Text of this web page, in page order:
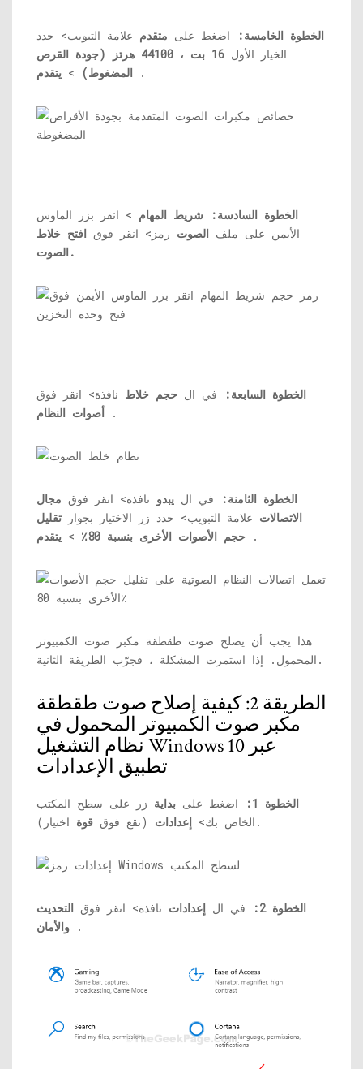
الخطوة الخامسة: اضغط على متقدم علامة التبويب> حدد
الخيار الأول
16 بت ، 44100 هرتز (جودة القرص
المضغوط) > يتقدم .
الخطوة السادسة: شريط المهام > انقر بزر الماوس
الأيمن على ملف الصوت رمز> انقر فوق افتح خلاط
الصوت.
الخطوة السابعة: في ال حجم خلاط نافذة> انقر فوق
أصوات النظام .
الخطوة الثامنة: في ال يبدو نافذة> انقر فوق مجال
الاتصالات علامة التبويب> حدد زر الاختيار بجوار تقليل
حجم الأصوات الأخرى بنسبة 80٪
> يتقدم .
هذا يجب أن يصلح صوت طقطقة مكبر صوت الكمبيوتر
المحمول. إذا استمرت المشكلة ، فجرّب الطريقة الثانية.
الطريقة 2: كيفية إصلاح صوت طقطقة
مكبر صوت الكمبيوتر المحمول في
نظام التشغيل Windows 10 عبر
تطبيق الإعدادات
الخطوة 1: اضغط على بداية زر على سطح المكتب
الخاص بك> إعدادات (تقع فوق قوة اختيار).
الخطوة 2: في ال إعدادات نافذة> انقر فوق التحديث
والأمان .